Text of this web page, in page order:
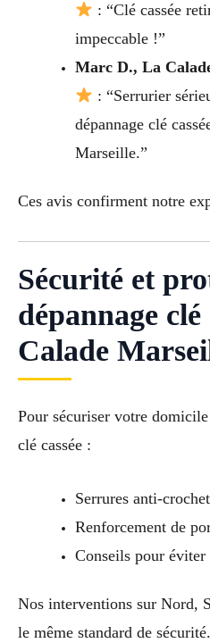
: “Clé cassée
impeccable !”
Marc D., La
: “Serrurier
dépannage clé
Marseille.”
Ces avis confirment notre
Sécurité et
dépannage clé
Calade
Pour sécuriser votre
clé cassée :
Serrures anti-
Renforcement de
Conseils pour
Nos interventions sur Nord,
le même standard de sécurité.